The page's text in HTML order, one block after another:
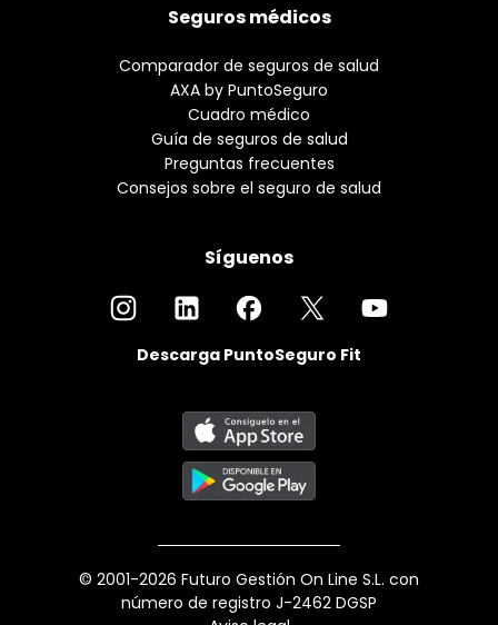
Seguros médicos
Comparador de seguros de salud
AXA by PuntoSeguro
Cuadro médico
Guía de seguros de salud
Preguntas frecuentes
Consejos sobre el seguro de salud
Síguenos
Descarga PuntoSeguro Fit
© 2001-2026 Futuro Gestión On Line S.L. con
número de registro J-2462 DGSP